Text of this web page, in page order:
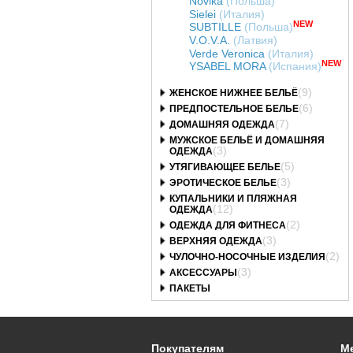
Sielei (Италия)
SUBTILLE (Польша)NEW
V.O.V.A. (Латвия)
Verde Veronica (Италия)
YSABEL MORA(Испания) NEW
ЖЕНСКОЕ НИЖНЕЕ БЕЛЬЁ(9)
ПРЕДПОСТЕЛЬНОЕ БЕЛЬЕ(6)
ДОМАШНЯЯ ОДЕЖДА(7)
МУЖСКОЕ БЕЛЬЁ И ДОМАШНЯЯ
ОДЕЖДА(3)
УТЯГИВАЮЩЕЕ БЕЛЬЕ(5)
ЭРОТИЧЕСКОЕ БЕЛЬЕ(3)
КУПАЛЬНИКИ И ПЛЯЖНАЯ
ОДЕЖДА(12)
ОДЕЖДА ДЛЯ ФИТНЕСА(2)
ВЕРХНЯЯ ОДЕЖДА(3)
ЧУЛОЧНО-НОСОЧНЫЕ ИЗДЕЛИЯ (2)
АКСЕССУАРЫ (3)
ПАКЕТЫ
Покупателям